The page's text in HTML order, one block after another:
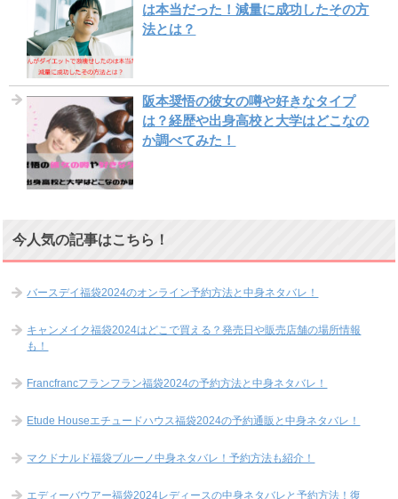
は本当だった！減量に成功したその方
法とは？
阪本奨悟の彼女の噂や好きなタイプ
は？経歴や出身高校と大学はどこなの
か調べてみた！
今人気の記事はこちら！
バースデイ福袋2024のオンライン予約方法と中身ネタバレ！
キャンメイク福袋2024はどこで買える？発売日や販売店舗の場所情報
も！
Francfrancフランフラン福袋2024の予約方法と中身ネタバレ！
Etude Houseエチュードハウス福袋2024の予約通販と中身ネタバレ！
マクドナルド福袋ブルーノ中身ネタバレ！予約方法も紹介！
エディーバウアー福袋2024レディースの中身ネタバレと予約方法！復